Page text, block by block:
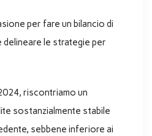
per fare un bilancio di
le strategie per
riscontriamo un
sostanzialmente stabile
sebbene inferiore ai